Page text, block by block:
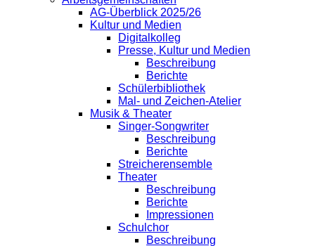
AG-Überblick 2025/26
Kultur und Medien
Digitalkolleg
Presse, Kultur und Medien
Beschreibung
Berichte
Schülerbibliothek
Mal- und Zeichen-Atelier
Musik & Theater
Singer-Songwriter
Beschreibung
Berichte
Streicherensemble
Theater
Beschreibung
Berichte
Impressionen
Schulchor
Beschreibung